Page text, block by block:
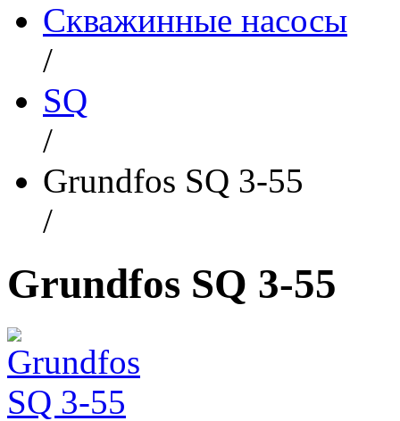
Скважинные насосы
/
SQ
/
Grundfos SQ 3-55
/
Grundfos SQ 3-55